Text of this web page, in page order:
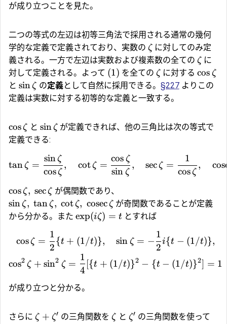
が成り立つことを見た。
二つの等式の左辺は初等三角法で採用される通常の幾何
学的な定義で定義されており、実数の ζ に対してのみ定
義される。一方で左辺は実数および複素数の全ての ζ に
対して定義される。よって (1) を全ての ζ に対するcos ζ
と sinζ の定義として自然に採用できる。 §227よりこの
定義は実数に対する初等的な定義と一致する。
cosζ と sinζ が定義できれば、他の三角比は次の等式で
定義できる:
tanζ =
cosζ
sinζ
, cotζ =
sin ζ
cos ζ
, secζ =
cosζ
1
, cos
cosζ, secζ が偶関数であり、
sinζ, tanζ, cotζ, cosecζ が奇関数であることが定義
から分かる。また exp(iζ) = t とすれば
cosζ =
2
1
{t + (1/t)}, sin ζ = −
2
1
i{t − (1/t)},
cos2 ζ + sin2 ζ =
4
1
[{t + (1/t)}2 − {t − (1/t)}2] = 1
が成り立つと分かる。
さらに ζ + ζ′ の三角関数をζ と ζ′ の三角関数を使って